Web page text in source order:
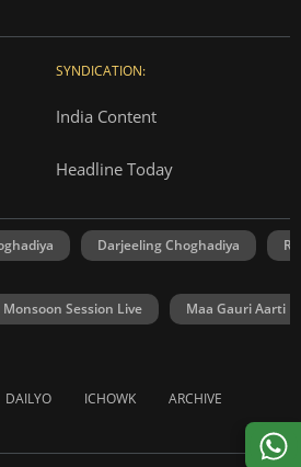
SYNDICATION:
India Content
Headline Today
Darjeeling Choghadiya
Session Live Maa Gauri Aarti
DAILYO ICHOWK ARCHIVE